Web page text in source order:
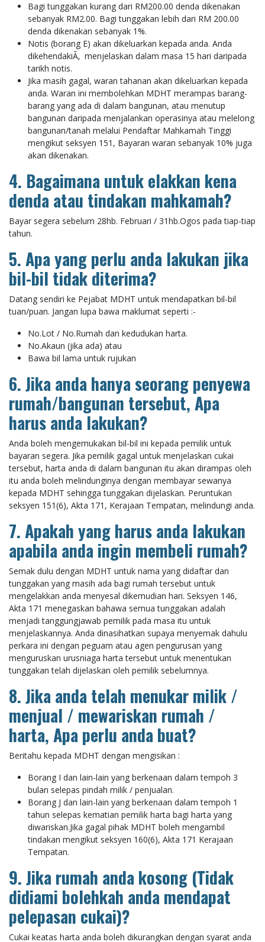
Bagi tunggakan kurang dari RM200.00 denda dikenakan
sebanyak RM2.00. Bagi tunggakan lebih dari RM 200.00
denda dikenakan sebanyak 1%.
Notis (borang E) akan dikeluarkan kepada anda. Anda
dikehendakiÃ‚ menjelaskan dalam masa 15 hari daripada
tarikh notis.
Jika masih gagal, waran tahanan akan dikeluarkan kepada
anda. Waran ini membolehkan MDHT merampas barang-
barang yang ada di dalam bangunan, atau menutup
bangunan daripada menjalankan operasinya atau melelong
bangunan/tanah melalui Pendaftar Mahkamah Tinggi
mengikut seksyen 151, Bayaran waran sebanyak 10% juga
akan dikenakan.
4. Bagaimana untuk elakkan kena
denda atau tindakan mahkamah?
Bayar segera sebelum 28hb. Februari / 31hb.Ogos pada tiap-tiap
tahun.
5. Apa yang perlu anda lakukan jika
bil-bil tidak diterima?
Datang sendiri ke Pejabat MDHT untuk mendapatkan bil-bil
tuan/puan. Jangan lupa bawa maklumat seperti :-
No.Lot / No.Rumah dan kedudukan harta.
No.Akaun (jika ada) atau
Bawa bil lama untuk rujukan
6.Jika anda hanya seorang penyewa
rumah/bangunan tersebut, Apa
harus anda lakukan?
Anda boleh mengemukakan bil-bil ini kepada pemilik untuk
bayaran segera. Jika pemilik gagal untuk menjelaskan cukai
tersebut, harta anda di dalam bangunan itu akan dirampas oleh
itu anda boleh melindunginya dengan membayar sewanya
kepada MDHT sehingga tunggakan dijelaskan. Peruntukan
seksyen 151(6), Akta 171, Kerajaan Tempatan, melindungi anda.
7. Apakah yang harus anda lakukan
apabila anda ingin membeli rumah?
Semak dulu dengan MDHT untuk nama yang didaftar dan
tunggakan yang masih ada bagi rumah tersebut untuk
mengelakkan anda menyesal dikemudian hari. Seksyen 146,
Akta 171 menegaskan bahawa semua tunggakan adalah
menjadi tanggungjawab pemilik pada masa itu untuk
menjelaskannya. Anda dinasihatkan supaya menyemak dahulu
perkara ini dengan peguam atau agen pengurusan yang
menguruskan urusniaga harta tersebut untuk menentukan
tunggakan telah dijelaskan oleh pemilik sebelumnya.
8.Jika anda telah menukar milik /
menjual / mewariskan rumah /
harta, Apa perlu anda buat?
Beritahu kepada MDHT dengan mengisikan :
Borang I dan lain-lain yang berkenaan dalam tempoh 3
bulan selepas pindah milik / penjualan.
Borang J dan lain-lain yang berkenaan dalam tempoh 1
tahun selepas kematian pemilik harta bagi harta yang
diwariskan.Jika gagal pihak MDHT boleh mengambil
tindakan mengikut seksyen 160(6), Akta 171 Kerajaan
Tempatan.
9.Jika rumah anda kosong (Tidak
didiami bolehkah anda mendapat
pelepasan cukai)?
Cukai keatas harta anda boleh dikurangkan dengan syarat anda